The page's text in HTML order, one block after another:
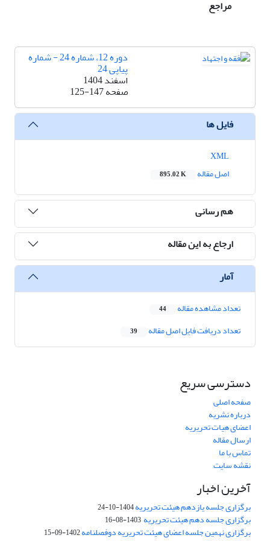
مراجع
دوره 12، شماره 24 - شماره
پیاپی 24
اسفند 1404
صفحه125-147
فایل ها
اصل مقاله
895.02 K
هم رسانی
ارجاع به این مقاله
آمار
تعداد مشاهده مقاله 44
تعداد دریافت فایل اصل مقاله 39
دسترسی سریع
صفحه اصلی
درباره نشریه
اعضای هیات تحریریه
ارسال مقاله
تماس با ما
نقشه سایت
آخرین اخبار
برگزاری جلسه یازدهم هیئت تحریریه1404-10-24
برگزاری جلسه دهم هیئت تحریریه 1403-08-16
برگزاری نهمین جلسه اعضای هیئت تحریریه دوفصلنامه1402-09-15